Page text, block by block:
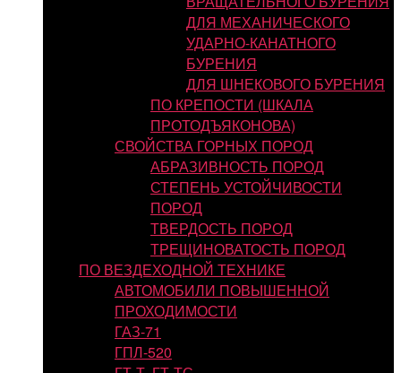
ДЛЯ МЕХАНИЧЕСКОГО
УДАРНО-КАНАТНОГО
БУРЕНИЯ
ДЛЯ ШНЕКОВОГО БУРЕНИЯ
ПО КРЕПОСТИ (ШКАЛА
ПРОТОДЪЯКОНОВА)
СВОЙСТВА ГОРНЫХ ПОРОД
АБРАЗИВНОСТЬ ПОРОД
СТЕПЕНЬ УСТОЙЧИВОСТИ
ПОРОД
ТВЕРДОСТЬ ПОРОД
ТРЕЩИНОВАТОСТЬ ПОРОД
ПО ВЕЗДЕХОДНОЙ ТЕХНИКЕ
АВТОМОБИЛИ ПОВЫШЕННОЙ
ПРОХОДИМОСТИ
ГАЗ-71
ГПЛ-520